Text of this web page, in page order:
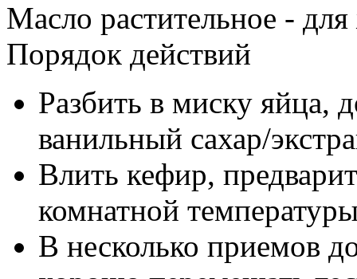
Масло растительное -
Порядок действий
Разбить в миску яйца,
ванильный сахар/
Влить кефир,
комнатной
В несколько приемов